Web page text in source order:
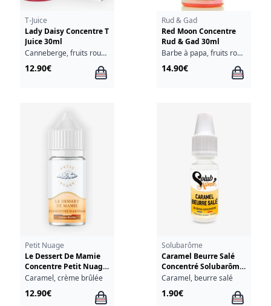
T-Juice
Lady Daisy Concentre T
Juice 30ml
Canneberge, fruits rouges, grenade, vanille
12.90€
Rud & Gad
Red Moon Concentre
Rud & Gad 30ml
Barbe à papa, fruits rouges, fraîcheur
14.90€
Petit Nuage
Le Dessert De Mamie
Concentre Petit Nuage
30ml
Caramel, crème brûlée
12.90€
Solubarôme
Caramel Beurre Salé
Concentré Solubarôme
10ml
Caramel, beurre salé
1.90€